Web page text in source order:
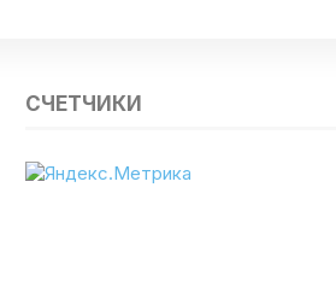
СЧЕТЧИКИ